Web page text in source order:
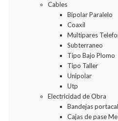
Cables
Bipolar Paralelo
Coaxil
Multipares
Subterraneo
Tipo Bajo Plomo
Tipo Taller
Unipolar
Utp
Electricidad de Obra
Bandejas
Cajas de pase